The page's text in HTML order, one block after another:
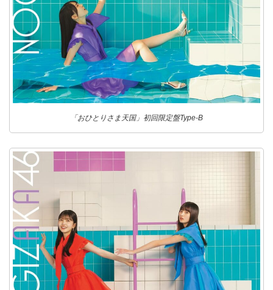
「おひとりさま天国」初回限定盤Type-B